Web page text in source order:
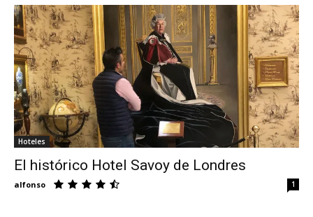
Thru
My
Hoteles
El histórico Hotel Savoy de Londres
alfonso 1